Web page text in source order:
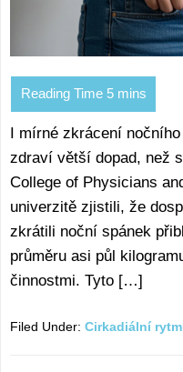
I mírné zkrácení
zdraví větší dopad, než
College of Physicians
univerzitě zjistili, že
zkrátili noční spánek
průměru asi půl
činnostmi. Tyto […]
Filed Under: Cirkadiální